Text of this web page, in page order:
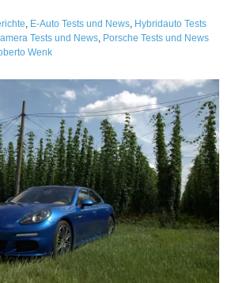
, E-Auto Tests und News, Hybridauto Tests
Tests und News, Porsche Tests und News
Wenk